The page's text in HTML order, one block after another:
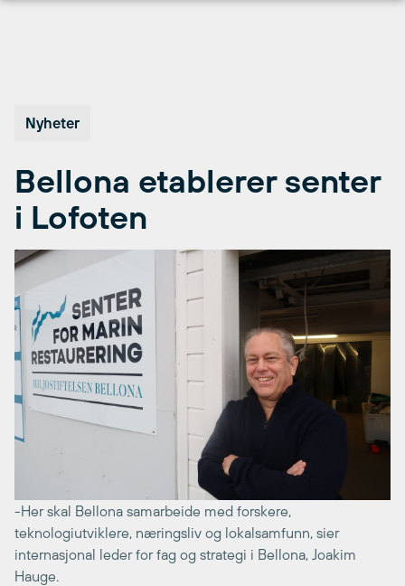
Nyheter
Bellona etablerer senter
i Lofoten
-Her skal Bellona samarbeide med forskere,
teknologiutviklere, næringsliv og lokalsamfunn, sier
internasjonal leder for fag og strategi i Bellona, Joakim
Hauge.